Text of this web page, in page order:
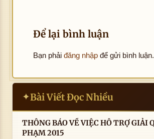
Để lại bình luận
Bạn phải đăng nhập để gửi bình luận.
✦Bài Viết Đọc Nhiều
THÔNG BÁO VỀ VIỆC HỖ TRỢ GIẢI QUẦN VỢT HỌ
PHẠM 2015